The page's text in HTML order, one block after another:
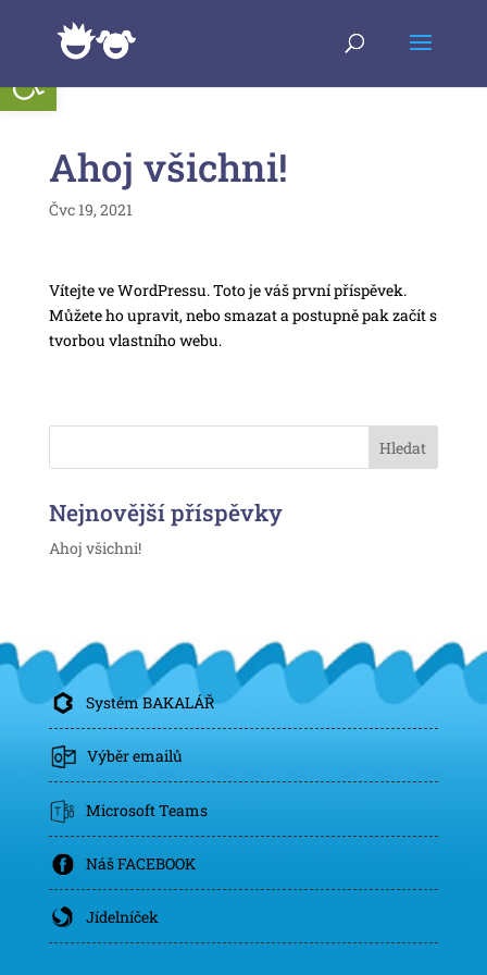
Open toolbar
Ahoj všichni!
Čvc 19, 2021
Vítejte ve WordPressu. Toto je váš první příspěvek.
Můžete ho upravit, nebo smazat a postupně pak začít s
tvorbou vlastního webu.
Nejnovější příspěvky
Ahoj všichni!
Systém BAKALÁŘ
Výběr emailů
Microsoft Teams
Náš FACEBOOK
Jídelníček